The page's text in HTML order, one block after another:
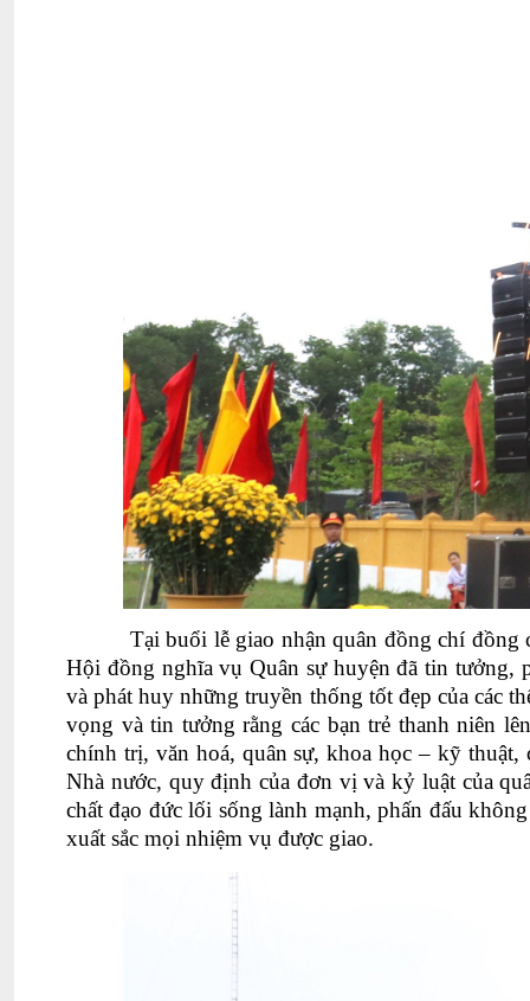
Tại buổi lễ giao nhận quân đồng chí
Hội đồng nghĩa vụ Quân sự huyện đã tin tưởng,
và phát huy những truyền thống tốt đẹp của các
vọng và tin tưởng rằng các bạn trẻ thanh niên
chính trị, văn hoá, quân sự, khoa học – kỹ
Nhà nước, quy định của đơn vị và kỷ luật của
chất đạo đức lối sống lành mạnh, phấn đấu
xuất sắc mọi nhiệm vụ được giao.